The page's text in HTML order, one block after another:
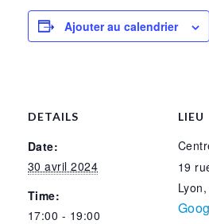
Ajouter au calendrier
DETAILS
Date:
30 avril 2024
Time:
17:00 - 19:00
LIEU
19
Lyon,